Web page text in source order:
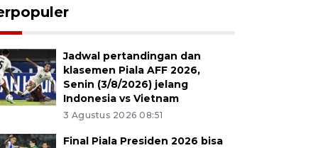
Jadwal pertandingan dan
klasemen Piala AFF 2026,
Senin (3/8/2026) jelang
Indonesia vs Vietnam
3 Agustus 2026 08:51
Final Piala Presiden 2026 bisa